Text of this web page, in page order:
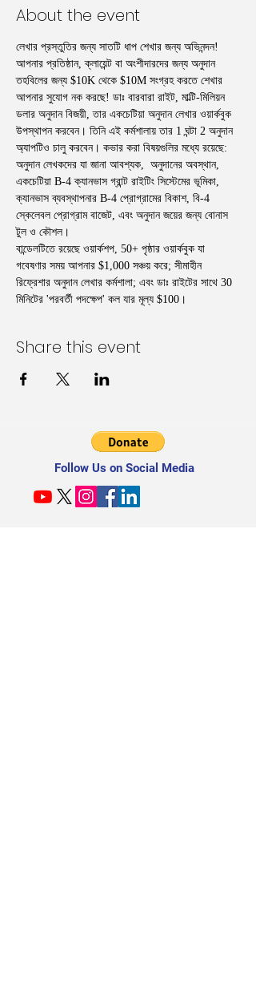
About the event
লেখার প্রস্তুতির জন্য সাতটি ধাপ শেখার জন্য অভিনন্দন!
আপনার প্রতিষ্ঠান, ক্লায়েন্ট বা অংশীদারদের জন্য অনুদান
তহবিলের জন্য $10K থেকে $10M সংগ্রহ করতে শেখার
আপনার সুযোগ নক করছে! ডাঃ বারবারা রাইট, মাল্টি-মিলিয়ন
ডলার অনুদান বিজয়ী, তার একচেটিয়া অনুদান লেখার ওয়ার্কবুক
উপস্থাপন করবেন। তিনি এই কর্মশালায় তার 1 ঘন্টা 2 অনুদান
অ্যাপটিও চালু করবেন। কভার করা বিষয়গুলির মধ্যে রয়েছে:
অনুদান লেখকদের যা জানা আবশ্যক,  অনুদানের অবস্থান,
একচেটিয়া B-4 ক্যানভাস গ্রান্ট রাইটিং সিস্টেমের ভূমিকা,
ক্যানভাস ব্যবস্থাপনার B-4 প্রোগ্রামের বিকাশ, বি-4
স্কেলেবল প্রোগ্রাম বাজেট, এবং অনুদান জয়ের জন্য বোনাস
টুল ও কৌশল।
বান্ডেলটিতে রয়েছে ওয়ার্কশপ, 50+ পৃষ্ঠার ওয়ার্কবুক যা
গবেষণার সময় আপনার $1,000 সঞ্চয় করে; সীমাহীন
রিফ্রেশার অনুদান লেখার কর্মশালা; এবং ডাঃ রাইটের সাথে 30
মিনিটের 'পরবর্তী পদক্ষেপ' কল যার মূল্য $100।
Share this event
Follow Us on Social Media